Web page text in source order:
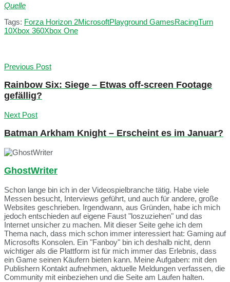
Quelle
Tags: Forza Horizon 2MicrosoftPlayground GamesRacingTurn
10Xbox 360Xbox One
Previous Post
Rainbow Six: Siege – Etwas off-screen Footage
gefällig?
Next Post
Batman Arkham Knight – Erscheint es im Januar?
GhostWriter
Schon lange bin ich in der Videospielbranche tätig. Habe viele
Messen besucht, Interviews geführt, und auch für andere, große
Websites geschrieben. Irgendwann, aus Gründen, habe ich mich
jedoch entschieden auf eigene Faust "loszuziehen" und das
Internet unsicher zu machen. Mit dieser Seite gehe ich dem
Thema nach, dass mich schon immer interessiert hat: Gaming auf
Microsofts Konsolen. Ein "Fanboy" bin ich deshalb nicht, denn
wichtiger als die Plattform ist für mich immer das Erlebnis, dass
ein Game seinen Käufern bieten kann. Meine Aufgaben: mit den
Publishern Kontakt aufnehmen, aktuelle Meldungen verfassen, die
Community mit einbeziehen und die Seite am Laufen halten.